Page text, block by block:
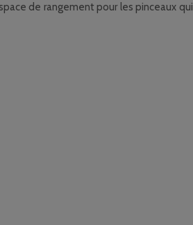
de rangement pour les pinceaux qui